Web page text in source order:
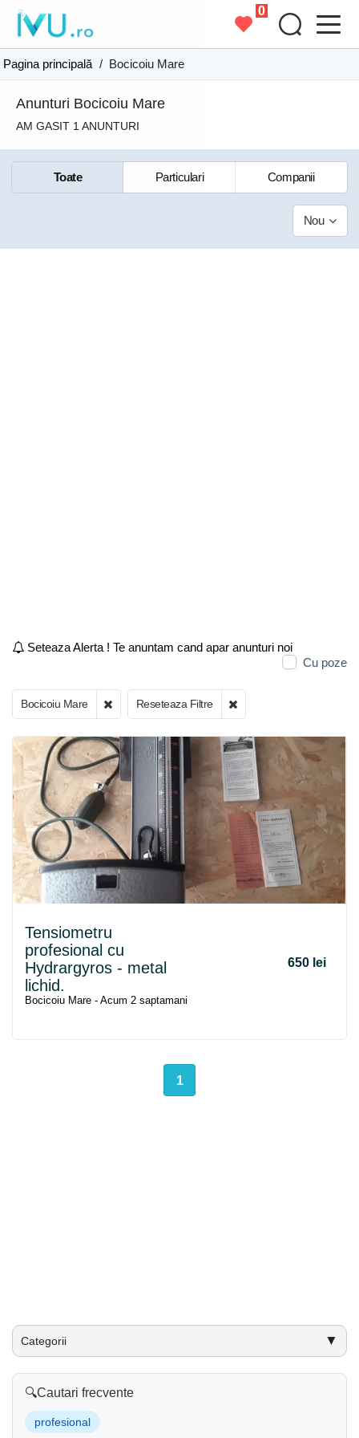
0
Pagina principală / Bocicoiu Mare
Anunturi Bocicoiu Mare
AM GASIT 1 ANUNTURI
Toate Particulari Companii
Nou
Seteaza Alerta ! Te anuntam cand apar anunturi noi
Cu poze
Bocicoiu Mare Reseteaza Filtre
Tensiometru
profesional cu
Hydrargyros - metal
lichid.
650 lei
Bocicoiu Mare - Acum 2 saptamani
1
Categorii ▼
🔍Cautari frecvente
profesional